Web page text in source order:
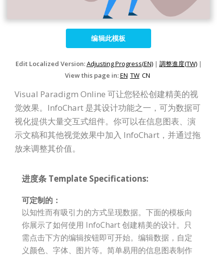
编辑此模板
Edit Localized Version:Adjusting Progress(EN)| 調整進度(TW)|
View this page in:EN TW CN
Visual Paradigm Online 可让您轻松创建精美的视
觉效果。InfoChart 是其设计功能之一，可为数据可
视化提供大量交互式组件。你可以在信息图表、演
示文稿和其他视觉效果中加入 InfoChart，并通过拖
放来调整其价值。
进度条 Template Specifications:
可定制的：
以知性而有吸引力的方式呈现数据。下面的模板向
你展示了如何使用 InfoChart 创建精美的设计。只
需点击下方的编辑按钮即可开始。编辑数据，自定
义颜色、字体、图片等。简单易用的信息图表制作